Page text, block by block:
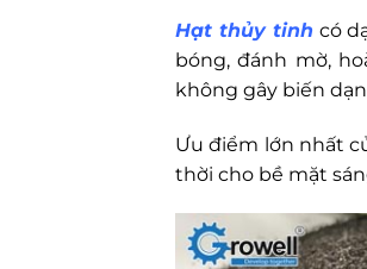
Hạt thủy tinh có
bóng, đánh mờ,
không gây biến
Ưu điểm lớn nhất
thời cho bề mặt